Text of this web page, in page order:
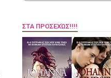
ΣΤΑ ΠΡΟΣΕΧΏΣ!!!!